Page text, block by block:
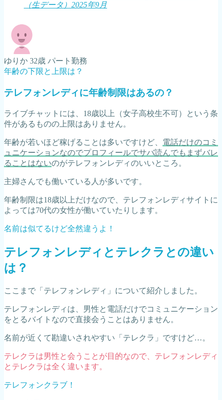
（生データ）2025年9月
ゆりか 32歳 パート勤務
年齢の下限と上限は？
テレフォンレディに年齢制限はあるの？
ライブチャットには、18歳以上（女子高校生不可）という条
件があるものの上限はありません。
年齢が若いほど稼げることは多いですけど、 電話だけのコミ
ュニケーションなのでプロフィールでサバ読んでもまずバレ
ることはないのがテレフォンレディのいいところ。
主婦さんでも働いている人が多いです。
年齢制限は18歳以上だけなので、テレフォンレディサイトに
よっては70代の女性が働いていたりします。
名前は似てるけど全然違うよ！
テレフォンレディとテレクラとの違い
は？
ここまで「テレフォンレディ」について紹介しました。
テレフォンレディは、男性と電話だけでコミュニケーション
をとるバイトなので直接会うことはありません。
名前が近くて勘違いされやすい「テレクラ」ですけど…。
テレクラは男性と会うことが目的なので、テレフォンレディ
とテレクラは全く違います。
テレフォンクラブ！